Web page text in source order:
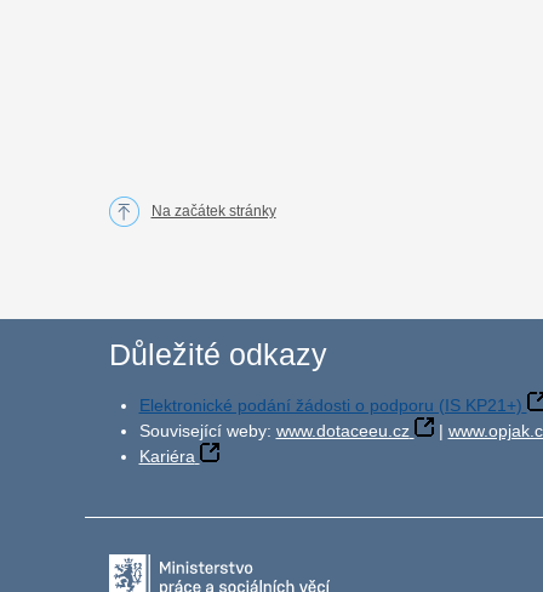
Na začátek stránky
Důležité odkazy
Elektronické podání žádosti o podporu (IS KP21+)
Související weby: www.dotaceeu.cz |
Kariéra